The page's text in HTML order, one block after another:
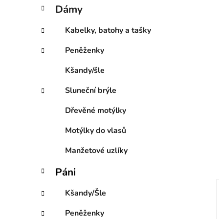
p
a
e
e
o
i
Dámy
Kabelky, batohy a tašky
Peněženky
Kšandy/šle
Sluneční brýle
Dřevěné motýlky
Motýlky do vlasů
Manžetové uzlíky
Páni
Kšandy/Šle
Peněženky